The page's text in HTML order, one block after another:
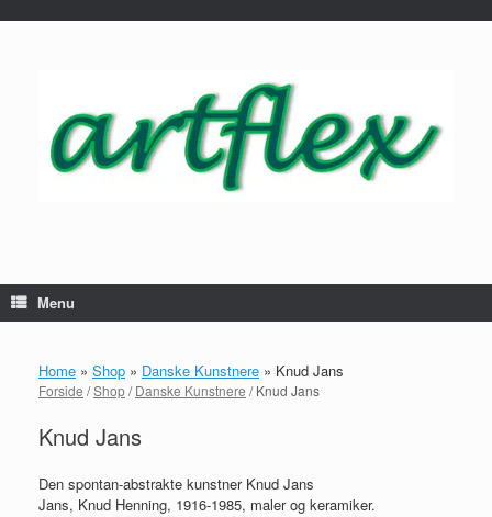
Menu
Home » Shop » Danske Kunstnere » Knud Jans
Forside /Shop/Danske Kunstnere / Knud Jans
Knud Jans
Den spontan-abstrakte kunstner Knud Jans
Jans, Knud Henning, 1916-1985, maler og keramiker.